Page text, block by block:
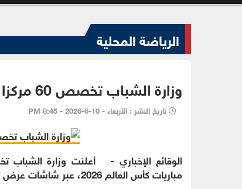
الرياضة المحلية
وزارة الشباب تخصص 60 مركزا شبابيا لمتابعة كأس العالم
تاريخ النشر : الأربعاء - 10-6-2026 - 8:45 PM
مباريات كأس العالم 2026، عبر شاشات عرض توفر أجواء جماهيرية ومتابعة مباشرة للحدث الكروي الأضخم.